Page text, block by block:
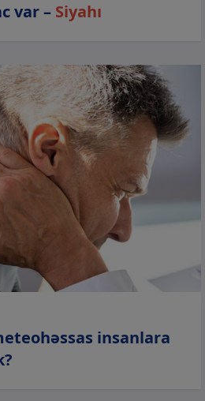
var – Siyahı
insanlara